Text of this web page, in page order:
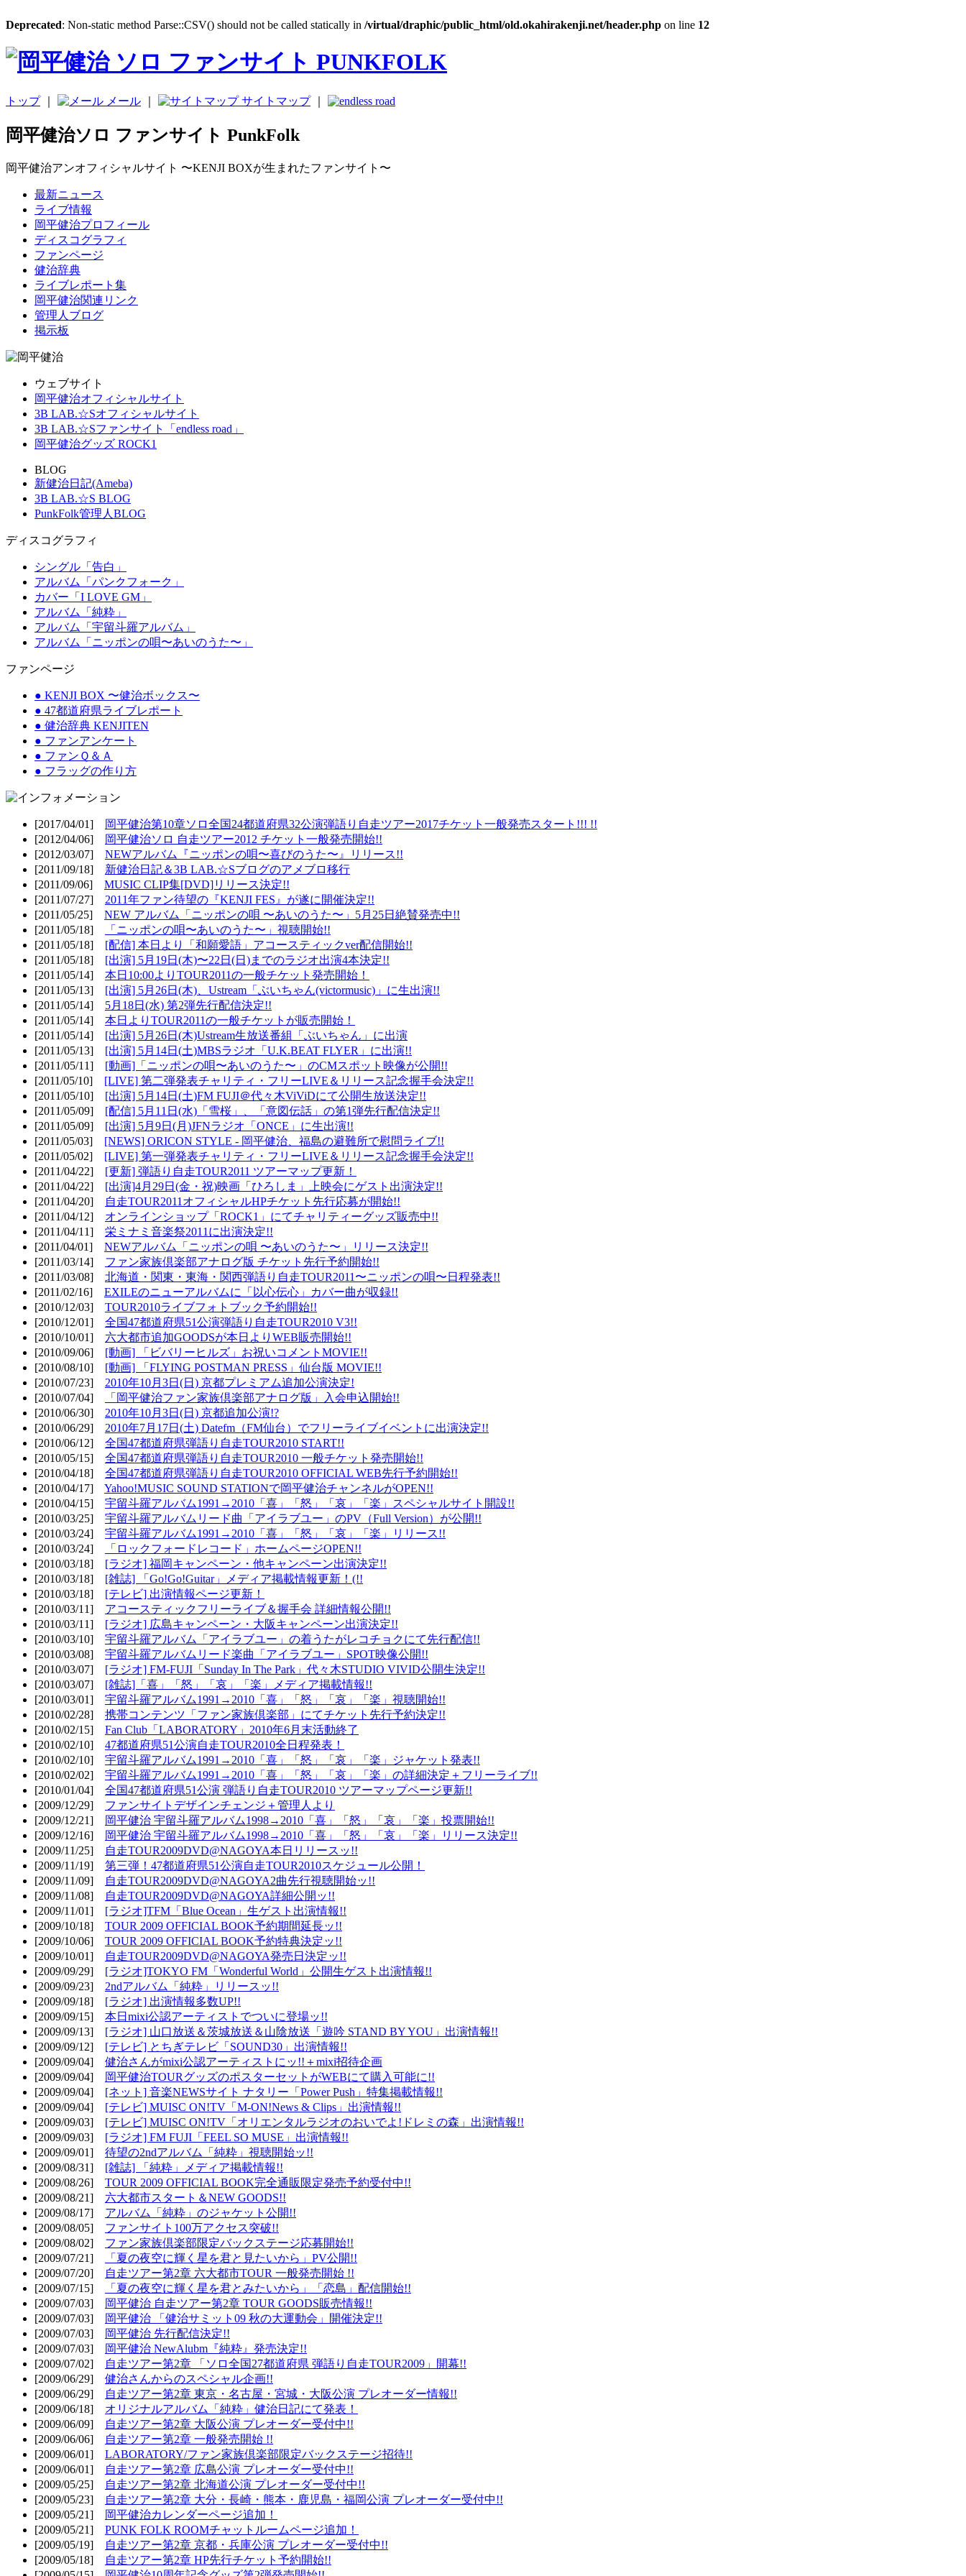
Deprecated: Non-static method Parse::CSV() should not be called statically in /virtual/draphic/public_html/old.okahirakenji.net/header.php on line 12
トップ｜ メール サイトマップ｜
岡平健治ソロ ファンサイト PunkFolk
岡平健治アンオフィシャルサイト 〜KENJI BOXが生まれたファンサイト〜
最新ニュース
ライブ情報
岡平健治プロフィール
ディスコグラフィ
ファンページ
健治辞典
ライブレポート集
岡平健治関連リンク
管理人ブログ
掲示板
ウェブサイト
岡平健治オフィシャルサイト
3B LAB.☆Sオフィシャルサイト
3B LAB.☆Sファンサイト「endless road」
岡平健治グッズ ROCK1
BLOG
新健治日記(Ameba)
3B LAB.☆S BLOG
PunkFolk管理人BLOG
ディスコグラフィ
シングル「告白」
アルバム「パンクフォーク」
カバー「I LOVE GM」
アルバム「純粋」
アルバム「宇留斗羅アルバム」
アルバム「ニッポンの唄〜あいのうた〜」
ファンページ
● KENJI BOX 〜健治ボックス〜
● 47都道府県ライブレポート
● 健治辞典 KENJITEN
● ファンアンケート
● ファンＱ＆Ａ
● フラッグの作り方
[2017/04/01]
岡平健治第10章ソロ全国24都道府県32公演弾語り自走ツアー2017チケット一般発売スタート!!! !!
[2012/04/06]
岡平健治ソロ 自走ツアー2012 チケット一般発売開始!!
[2012/03/07] NEWアルバム『ニッポンの唄〜喜びのうた〜』リリース!!
[2011/09/18] 新健治日記＆3B LAB.☆Sブログのアメブロ移行
[2011/09/06] MUSIC CLIP集[DVD]リリース決定!!
[2011/07/27] 2011年ファン待望の『KENJI FES』が遂に開催決定!!
[2011/05/25] NEW アルバム「ニッポンの唄 〜あいのうた〜」5月25日絶賛発売中!!
[2011/05/18]
「ニッポンの唄〜あいのうた〜」視聴開始!!
[2011/05/18] [配信] 本日より「和願愛語」アコースティックver配信開始!!
[2011/05/18] [出演] 5月19日(木)〜22日(日)までのラジオ出演4本決定!!
[2011/05/14] 本日10:00よりTOUR2011の一般チケット発売開始！
[2011/05/13] [出演] 5月26日(木)、Ustream「ぶいちゃん(victormusic)」に生出演!!
[2011/05/14] 5月18日(水) 第2弾先行配信決定!!
[2011/05/14] 本日よりTOUR2011の一般チケットが販売開始！
[2011/05/14] [出演] 5月26日(木)Ustream生放送番組「ぶいちゃん」に出演
[2011/05/13] [出演] 5月14日(土)MBSラジオ「U.K.BEAT FLYER」に出演!!
[2011/05/11] [動画]「ニッポンの唄〜あいのうた〜」のCMスポット映像が公開!!
[2011/05/10] [LIVE] 第二弾発表チャリティ・フリーLIVE＆リリース記念握手会決定!!
[2011/05/10] [出演] 5月14日(土)FM FUJI＠代々木ViViDにて公開生放送決定!!
[2011/05/09] [配信] 5月11日(水)「雪桜」、「意図伝話」の第1弾先行配信決定!!
[2011/05/09] [出演] 5月9日(月)JFNラジオ「ONCE」に生出演!!
[2011/05/03] [NEWS] ORICON STYLE - 岡平健治、福島の避難所で慰問ライブ!!
[2011/05/02] [LIVE] 第一弾発表チャリティ・フリーLIVE＆リリース記念握手会決定!!
[2011/04/22] [更新] 弾語り自走TOUR2011 ツアーマップ更新！
[2011/04/22] [出演]4月29日(金・祝)映画「ひろしま」上映会にゲスト出演決定!!
[2011/04/20]
自走TOUR2011オフィシャルHPチケット先行応募が開始!!
[2011/04/12] オンラインショップ「ROCK1」にてチャリティーグッズ販売中!!
[2011/04/11] 栄ミナミ音楽祭2011に出演決定!!
[2011/04/01] NEWアルバム「ニッポンの唄 〜あいのうた〜」リリース決定!!
[2011/03/14] ファン家族倶楽部アナログ版 チケット先行予約開始!!
[2011/03/08] 北海道・関東・東海・関西弾語り自走TOUR2011〜ニッポンの唄〜日程発表!!
[2011/02/16] EXILEのニューアルバムに「以心伝心」カバー曲が収録!!
[2010/12/03] TOUR2010ライブフォトブック予約開始!!
[2010/12/01] 全国47都道府県51公演弾語り自走TOUR2010 V3!!
[2010/10/01] 六大都市追加GOODSが本日よりWEB販売開始!!
[2010/09/06] [動画] 「ビバリーヒルズ」お祝いコメントMOVIE!!
[2010/08/10] [動画] 「FLYING POSTMAN PRESS」仙台版 MOVIE!!
[2010/07/23] 2010年10月3日(日) 京都プレミアム追加公演決定!
[2010/07/04]
「岡平健治ファン家族倶楽部アナログ版」入会申込開始!!
[2010/06/30] 2010年10月3日(日) 京都追加公演!?
[2010/06/29] 2010年7月17日(土) Datefm（FM仙台）でフリーライブイベントに出演決定!!
[2010/06/12] 全国47都道府県弾語り自走TOUR2010 START!!
[2010/05/15] 全国47都道府県弾語り自走TOUR2010 一般チケット発売開始!!
[2010/04/18] 全国47都道府県弾語り自走TOUR2010 OFFICIAL WEB先行予約開始!!
[2010/04/17] Yahoo!MUSIC SOUND STATIONで岡平健治チャンネルがOPEN!!
[2010/04/15] 宇留斗羅アルバム1991→2010「喜」「怒」「哀」「楽」スペシャルサイト開設!!
[2010/03/25] 宇留斗羅アルバムリード曲「アイラブユー」のPV（Full Version）が公開!!
[2010/03/24] 宇留斗羅アルバム1991→2010「喜」「怒」「哀」「楽」リリース!!
[2010/03/24]
「ロックフォードレコード」ホームページOPEN!!
[2010/03/18] [ラジオ] 福岡キャンペーン・他キャンペーン出演決定!!
[2010/03/18] [雑誌] 「Go!Go!Guitar」メディア掲載情報更新！(!!
[2010/03/18] [テレビ] 出演情報ページ更新！
[2010/03/11] アコースティックフリーライブ＆握手会 詳細情報公開!!
[2010/03/11] [ラジオ] 広島キャンペーン・大阪キャンペーン出演決定!!
[2010/03/10] 宇留斗羅アルバム「アイラブユー」の着うたがレコチョクにて先行配信!!
[2010/03/08] 宇留斗羅アルバムリード楽曲「アイラブユー」SPOT映像公開!!
[2010/03/07] [ラジオ] FM-FUJI「Sunday In The Park」代々木STUDIO VIVID公開生決定!!
[2010/03/07] [雑誌]「喜」「怒」「哀」「楽」メディア掲載情報!!
[2010/03/01] 宇留斗羅アルバム1991→2010「喜」「怒」「哀」「楽」視聴開始!!
[2010/02/28] 携帯コンテンツ「ファン家族倶楽部」にてチケット先行予約決定!!
[2010/02/15] Fan Club「LABORATORY」2010年6月末活動終了
[2010/02/10] 47都道府県51公演自走TOUR2010全日程発表！
[2010/02/10] 宇留斗羅アルバム1991→2010「喜」「怒」「哀」「楽」ジャケット発表!!
[2010/02/02] 宇留斗羅アルバム1991→2010「喜」「怒」「哀」「楽」の詳細決定＋フリーライブ!!
[2010/01/04] 全国47都道府県51公演 弾語り自走TOUR2010 ツアーマップページ更新!!
[2009/12/29] ファンサイトデザインチェンジ＋管理人より
[2009/12/21]
岡平健治 宇留斗羅アルバム1998→2010「喜」「怒」「哀」「楽」投票開始!!
[2009/12/16]
岡平健治 宇留斗羅アルバム1998→2010「喜」「怒」「哀」「楽」リリース決定!!
[2009/11/25]
自走TOUR2009DVD@NAGOYA本日リリースッ!!
[2009/11/19] 第三弾！47都道府県51公演自走TOUR2010スケジュール公開！
[2009/11/09]
自走TOUR2009DVD@NAGOYA2曲先行視聴開始ッ!!
[2009/11/08]
自走TOUR2009DVD@NAGOYA詳細公開ッ!!
[2009/11/01] [ラジオ]TFM「Blue Ocean」生ゲスト出演情報!!
[2009/10/18] TOUR 2009 OFFICIAL BOOK予約期間延長ッ!!
[2009/10/06] TOUR 2009 OFFICIAL BOOK予約特典決定ッ!!
[2009/10/01]
自走TOUR2009DVD@NAGOYA発売日決定ッ!!
[2009/09/29] [ラジオ]TOKYO FM「Wonderful World」公開生ゲスト出演情報!!
[2009/09/23] 2ndアルバム「純粋」リリースッ!!
[2009/09/18] [ラジオ] 出演情報多数UP!!
[2009/09/15] 本日mixi公認アーティストでついに登場ッ!!
[2009/09/13] [ラジオ] 山口放送＆茨城放送＆山陰放送「遊吟 STAND BY YOU」出演情報!!
[2009/09/12] [テレビ] とちぎテレビ「SOUND30」出演情報!!
[2009/09/04] 健治さんがmixi公認アーティストにッ!!＋mixi招待企画
[2009/09/04]
岡平健治TOURグッズのポスターセットがWEBにて購入可能に!!
[2009/09/04] [ネット] 音楽NEWSサイト ナタリー「Power Push」特集掲載情報!!
[2009/09/04] [テレビ] MUISC ON!TV「M-ON!News & Clips」出演情報!!
[2009/09/03] [テレビ] MUISC ON!TV「オリエンタルラジオのおいでよ!ドレミの森」出演情報!!
[2009/09/03] [ラジオ] FM FUJI「FEEL SO MUSE」出演情報!!
[2009/09/01] 待望の2ndアルバム「純粋」視聴開始ッ!!
[2009/08/31] [雑誌] 「純粋」メディア掲載情報!!
[2009/08/26] TOUR 2009 OFFICIAL BOOK完全通販限定発売予約受付中!!
[2009/08/21] 六大都市スタート＆NEW GOODS!!
[2009/08/17] アルバム「純粋」のジャケット公開!!
[2009/08/05] ファンサイト100万アクセス突破!!
[2009/08/02] ファン家族倶楽部限定バックステージ応募開始!!
[2009/07/21]
「夏の夜空に輝く星を君と見たいから」PV公開!!
[2009/07/20]
自走ツアー第2章 六大都市TOUR 一般発売開始 !!
[2009/07/15]
「夏の夜空に輝く星を君とみたいから」「恋島」配信開始!!
[2009/07/03]
岡平健治 自走ツアー第2章 TOUR GOODS販売情報!!
[2009/07/03]
岡平健治 「健治サミット09 秋の大運動会」開催決定!!
[2009/07/03]
岡平健治 先行配信決定!!
[2009/07/03]
岡平健治 NewAlubm『純粋』発売決定!!
[2009/07/02]
自走ツアー第2章 「ソロ全国27都道府県 弾語り自走TOUR2009」開幕!!
[2009/06/29] 健治さんからのスペシャル企画!!
[2009/06/29]
自走ツアー第2章 東京・名古屋・宮城・大阪公演 プレオーダー情報!!
[2009/06/18] オリジナルアルバム「純粋」健治日記にて発表！
[2009/06/09]
自走ツアー第2章 大阪公演 プレオーダー受付中!!
[2009/06/06]
自走ツアー第2章 一般発売開始 !!
[2009/06/01] LABORATORY/ファン家族倶楽部限定バックステージ招待!!
[2009/06/01]
自走ツアー第2章 広島公演 プレオーダー受付中!!
[2009/05/25]
自走ツアー第2章 北海道公演 プレオーダー受付中!!
[2009/05/23]
自走ツアー第2章 大分・長崎・熊本・鹿児島・福岡公演 プレオーダー受付中!!
[2009/05/21]
岡平健治カレンダーページ追加！
[2009/05/21] PUNK FOLK ROOMチャットルームページ追加！
[2009/05/19]
自走ツアー第2章 京都・兵庫公演 プレオーダー受付中!!
[2009/05/18]
自走ツアー第2章 HP先行チケット予約開始!!